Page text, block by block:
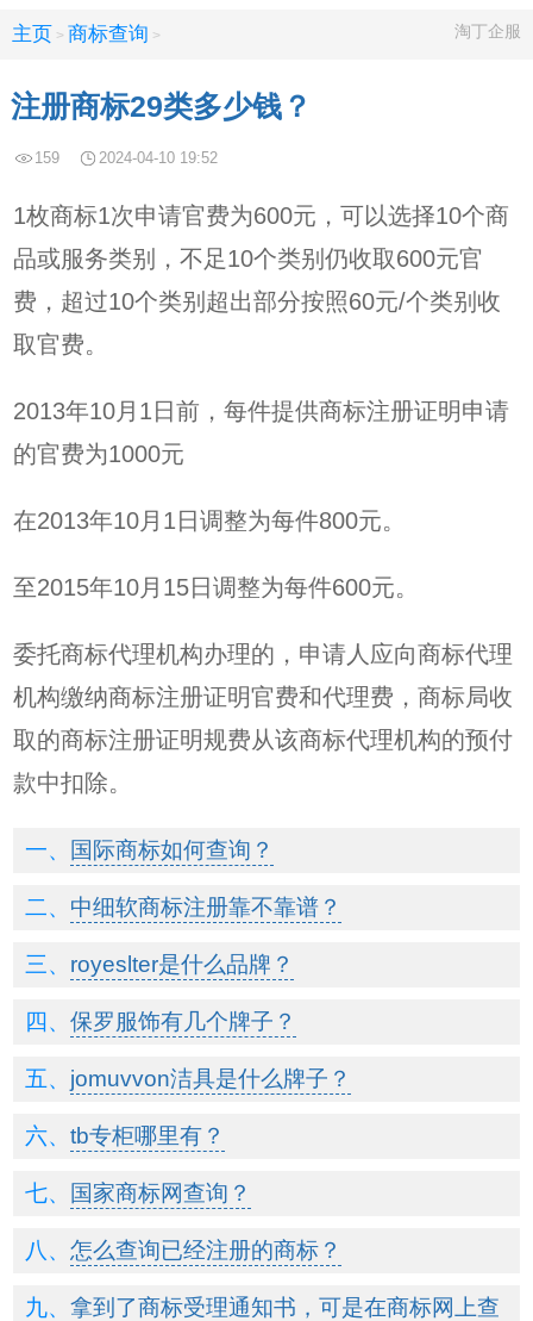
主页 > 商标查询 > 淘丁企服
注册商标29类多少钱？
159 2024-04-10 19:52
1枚商标1次申请官费为600元，可以选择10个商
品或服务类别，不足10个类别仍收取600元官
费，超过10个类别超出部分按照60元/个类别收
取官费。
2013年10月1日前，每件提供商标注册证明申请
的官费为1000元
在2013年10月1日调整为每件800元。
至2015年10月15日调整为每件600元。
委托商标代理机构办理的，申请人应向商标代理
机构缴纳商标注册证明官费和代理费，商标局收
取的商标注册证明规费从该商标代理机构的预付
款中扣除。
国际商标如何查询？
中细软商标注册靠不靠谱？
royeslter是什么品牌？
保罗服饰有几个牌子？
jomuvvon洁具是什么牌子？
tb专柜哪里有？
国家商标网查询？
怎么查询已经注册的商标？
拿到了商标受理通知书，可是在商标网上查